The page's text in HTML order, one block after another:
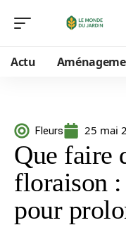
Actu
Fleurs 25 mai
Que faire
floraison :
pour